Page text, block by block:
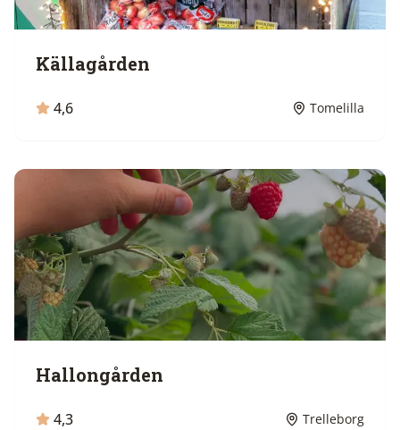
Källagården
4,6 Tomelilla
Hallongården
4,3 Trelleborg